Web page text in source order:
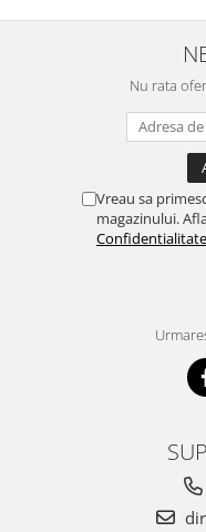
Nu rata
Vreau sa
magazinului.
Confidentialitate